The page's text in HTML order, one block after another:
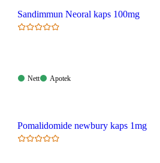
Sandimmun Neoral kaps 100mg
Nett:
Nett
Apotek:
Apotek
Pomalidomide newbury kaps 1mg